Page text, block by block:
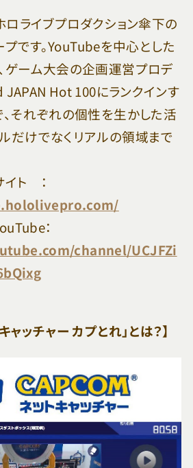
ロライブプロダクション傘下の
です。YouTubeを中心とした
ゲーム大会の企画運営プロデ
Hot 100にランクインす
、それぞれの個性を生かした活
だけでなくリアルの領域まで
イト ：
：
channel/UCJFZi
ャッチャー カプとれ」とは？】